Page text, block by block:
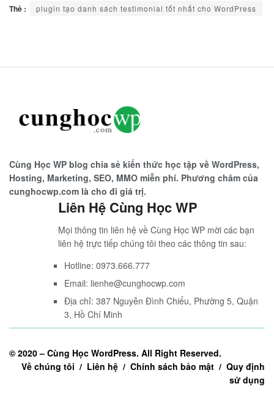
Thẻ : plugin tạo danh sách testimonial tốt nhất cho WordPress
Cùng Học WP blog chia sẻ kiến thức học tập về WordPress,
Hosting, Marketing, SEO, MMO miễn phí. Phương châm của
cunghocwp.com là cho đi giá trị.
Liên Hệ Cùng Học WP
Mọi thông tin liên hệ về Cùng Học WP mời các bạn
liên hệ trực tiếp chúng tôi theo các thông tin sau:
Hotline: 0973.666.777
Email: lienhe@cunghocwp.com
Địa chỉ: 387 Nguyễn Đình Chiểu, Phường 5, Quận
3, Hồ Chí Minh
© 2020 – Cùng Học WordPress. All Right Reserved.
Về chúng tôi / Liên hệ / Chính sách bảo mật / Quy định
sử dụng